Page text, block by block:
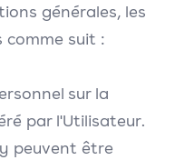
générales, les
suit :
sur la
par l'Utilisateur.
peuvent être